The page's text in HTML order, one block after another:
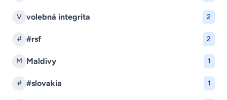
V volebná integrita 2
# #rsf 2
M Maldivy 1
# #slovakia 1